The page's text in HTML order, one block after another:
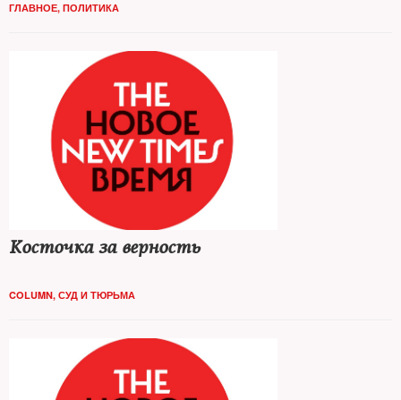
ГЛАВНОЕ, ПОЛИТИКА
Косточка за верность
COLUMN, СУД И ТЮРЬМА